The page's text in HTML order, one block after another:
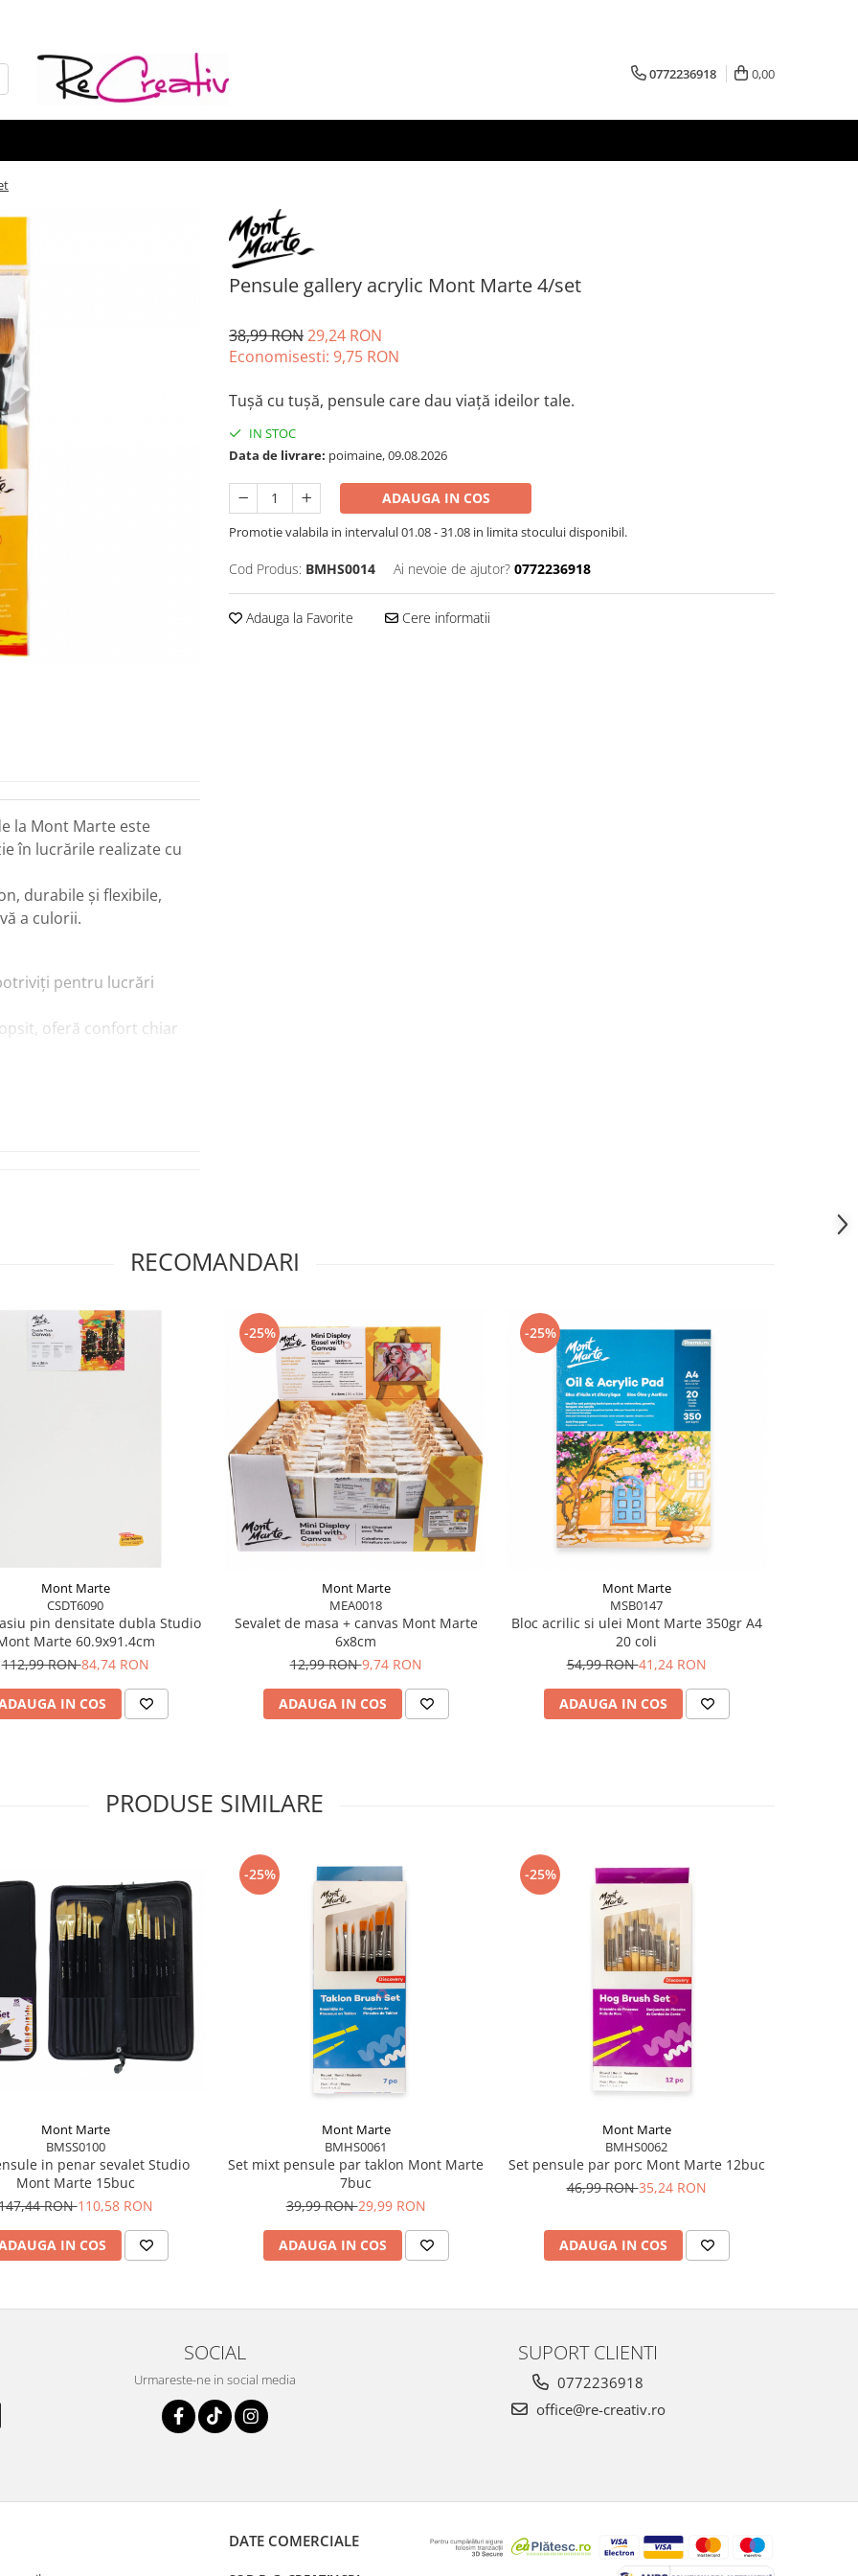
0772236918 0,00
Pensule gallery acrylic Mont Marte 4/set
38,99 RON29,24 RON
Economisesti: 9,75 RON
Tușă cu tușă, pensule care dau viață ideilor tale.
IN STOC
Data de livrare: poimaine, 09.08.2026
ADAUGA IN COS
Promotie valabila in intervalul 01.08 - 31.08 in limita stocului disponibil.
Cod Produs: BMHS0014 Ai nevoie de ajutor? 0772236918
Adauga la Favorite Cere informatii
la Mont Marte este
în lucrările realizate cu
durabile și flexibile,
a culorii.
pentru lucrări
oferă confort chiar
mixte sau lucrări de
cât și pentru artiști
preț.
RECOMANDARI
Mont Marte
CSDT6090
pin densitate dubla Studio
Marte 60.9x91.4cm
112,99 RON84,74 RON
IN COS
-25%
Mont Marte
MEA0018
Sevalet de masa + canvas Mont Marte
6x8cm
12,99 RON9,74 RON
ADAUGA IN COS
-25%
Mont Marte
MSB0147
Bloc acrilic si ulei Mont Marte 350gr A4
20 coli
54,99 RON41,24 RON
ADAUGA IN COS
PRODUSE SIMILARE
Mont Marte
BMSS0100
in penar sevalet Studio
Mont Marte 15buc
RON110,58 RON
IN COS
-25%
Mont Marte
BMHS0061
Set mixt pensule par taklon Mont Marte
7buc
39,99 RON29,99 RON
ADAUGA IN COS
-25%
Mont Marte
BMHS0062
Set pensule par porc Mont Marte 12buc
46,99 RON35,24 RON
ADAUGA IN COS
SOCIAL
Urmareste-ne in social media
SUPORT CLIENTI
0772236918
office@re-creativ.ro
DATE COMERCIALE